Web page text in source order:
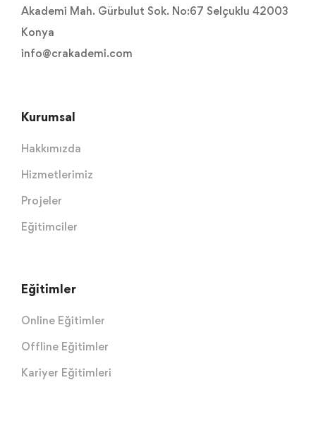
Akademi Mah. Gürbulut Sok. No:67 Selçuklu 42003
Konya
info@crakademi.com
Kurumsal
Hakkımızda
Hizmetlerimiz
Projeler
Eğitimciler
Eğitimler
Online Eğitimler
Offline Eğitimler
Kariyer Eğitimleri